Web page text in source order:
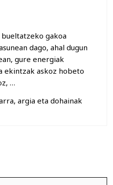
gakoa
dago, ahal dugun
gure energiak
ekintzak askoz hobeto
…
argia eta dohainak